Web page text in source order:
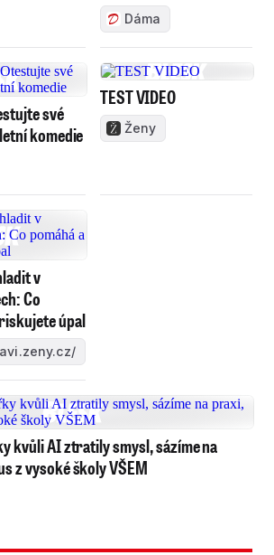
Dáma
své
komedie
TEST VIDEO
Ženy
v
Co
úpal
kvůli AI ztratily smysl, sázíme na
z vysoké školy VŠEM